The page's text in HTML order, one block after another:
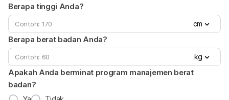
Berapa tinggi Anda?
cm
Berapa berat badan Anda?
kg
Apakah Anda berminat program manajemen berat
badan?